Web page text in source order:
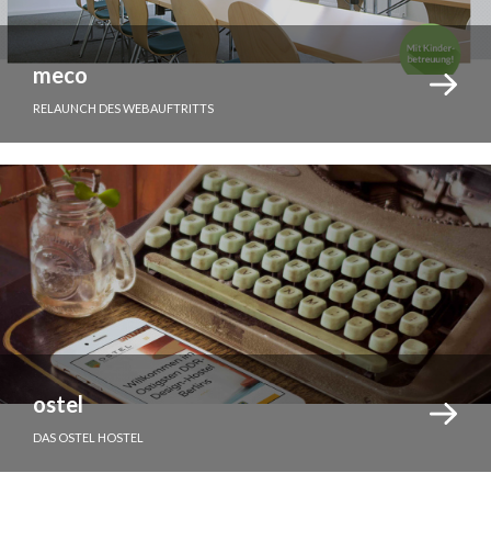
meco
RELAUNCH DES WEBAUFTRITTS
ostel
DAS OSTEL HOSTEL